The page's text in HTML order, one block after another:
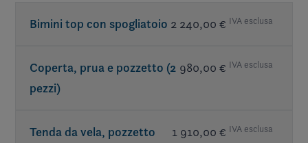
Bimini top con spogliatoio 2 240,00 € IVA esclusa
Coperta, prua e pozzetto (2
pezzi)
980,00 € IVA esclusa
Tenda da vela, pozzetto 1 910,00 € IVA esclusa